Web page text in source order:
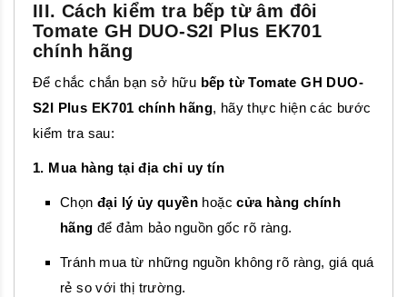
III. Cách kiểm tra bếp từ âm đôi
Tomate GH DUO-S2I Plus EK701
chính hãng
Để chắc chắn bạn sở hữu bếp từ Tomate GH DUO-
S2I Plus EK701 chính hãng, hãy thực hiện các bước
kiểm tra sau:
1. Mua hàng tại địa chỉ uy tín
Chọn đại lý ủy quyền hoặccửa hàng chính
hãng để đảm bảo nguồn gốc rõ ràng.
Tránh mua từ những nguồn không rõ ràng, giá quá
rẻ so với thị trường.